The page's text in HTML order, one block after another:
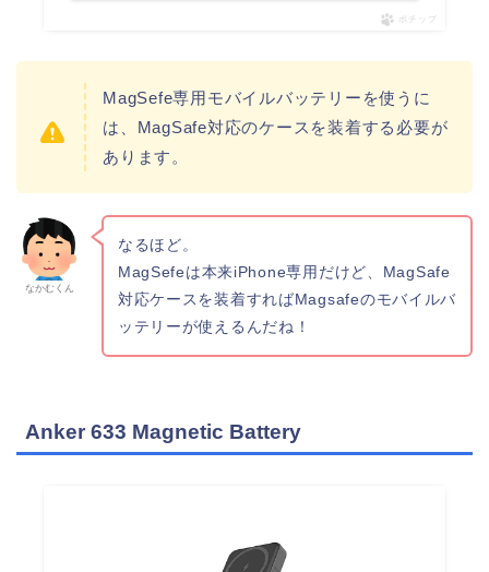
ポチップ
MagSefe専用モバイルバッテリーを使うに
は、MagSafe対応のケースを装着する必要が
あります。
なかむくん
なるほど。
MagSefeは本来iPhone専用だけど、MagSafe
対応ケースを装着すればMagsafeのモバイルバ
ッテリーが使えるんだね！
Anker 633 Magnetic Battery